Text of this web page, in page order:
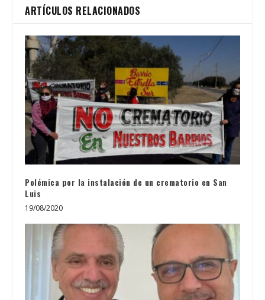
ARTÍCULOS RELACIONADOS
Polémica por la instalación de un crematorio en San
Luis
19/08/2020